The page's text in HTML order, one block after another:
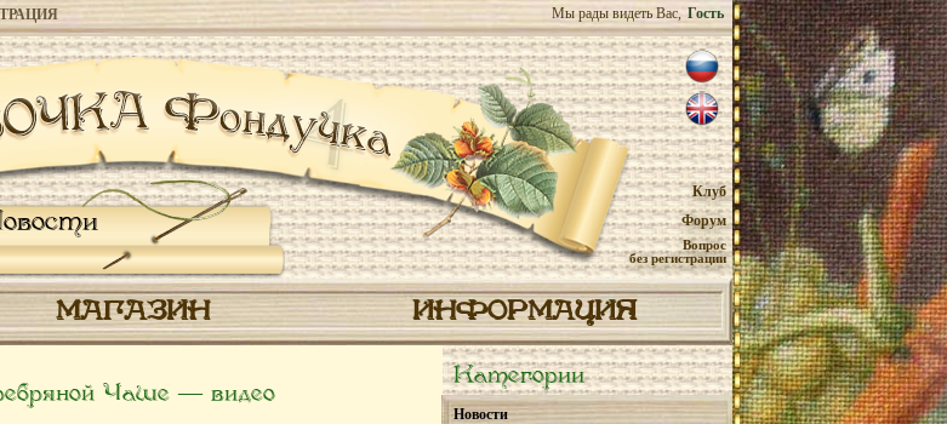
Мы рады видеть Вас, Гость
Клуб
Форум
Вопрос
без регистрации
МАГАЗИН ИНФОРМАЦИЯ
Чаше — видео
Категории
Новости